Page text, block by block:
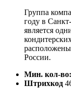
Группа
году в
является
расположены
России.
Мин. кол-во:
Штрихкод